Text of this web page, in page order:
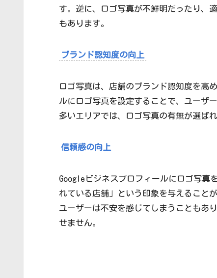
す。逆に、ロゴ写真が不鮮明だったり、
もあります。
ブランド認知度の向上
ロゴ写真は、店舗のブランド認知度を高
ルにロゴ写真を設定することで、ユーザ
多いエリアでは、ロゴ写真の有無が選ば
信頼感の向上
Googleビジネスプロフィールにロゴ写真
れている店舗」という印象を与えること
ユーザーは不安を感じてしまうこともあ
せません。